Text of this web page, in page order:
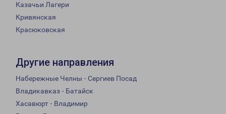
Казачьи Лагери
Кривянская
Красюковская
Другие направления
Набережные Челны - Сергиев Посад
Владикавказ - Батайск
Хасавюрт - Владимир